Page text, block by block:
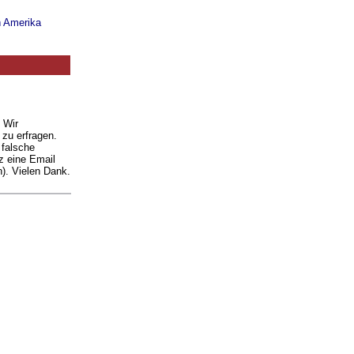
Amerika
Wir
erfragen.
eine Email
Vielen Dank.